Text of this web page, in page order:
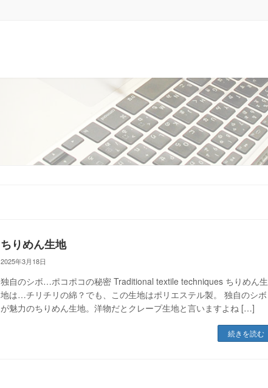
ちりめん生地
2025年3月18日
独自のシボ…ポコポコの秘密 Traditional textile techniques ちりめん生
地は…チリチリの綿？でも、この生地はポリエステル製。 独自のシボ
が魅力のちりめん生地。洋物だとクレープ生地と言いますよね […]
続きを読む